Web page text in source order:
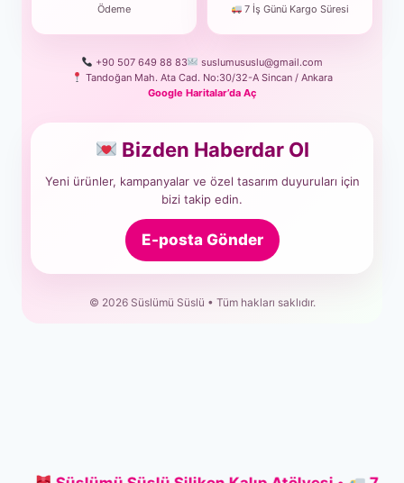
Ödeme
7 İş Günü Kargo Süresi
+90 507 649 88 83
suslumususlu@gmail.com
Tandoğan Mah. Ata Cad. No:30/32-A Sincan / Ankara
Google Haritalar’da Aç
Bizden Haberdar Ol
Yeni ürünler, kampanyalar ve özel tasarım duyuruları için
bizi takip edin.
E-posta Gönder
© 2026 Süslümü Süslü • Tüm hakları saklıdır.